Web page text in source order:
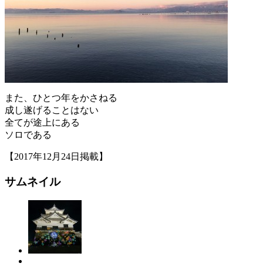
また、ひとつ年をかさねる
成し遂げることはない
全てが途上にある
ソロである
【2017年12月24日掲載】
サムネイル